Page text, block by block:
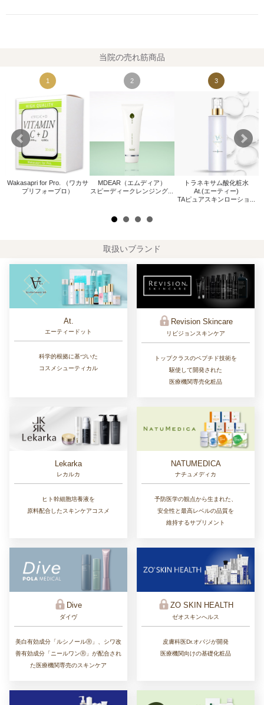
当院の売れ筋商品
1
Wakasapri for Pro. （ワカサ
プリフォープロ）
2
MDEAR（エムディア）
スピーディークレンジング...
3
トラネキサム酸化粧水
At.(エーティー)
TAピュアスキンローショ...
取扱いブランド
At.
エーティードット
科学的根拠に基づいた
コスメシューティカル
Revision Skincare
リビジョンスキンケア
トップクラスのペプチド技術を
駆使して開発された
医療機関専売化粧品
Lekarka
レカルカ
ヒト幹細胞培養液を
原料配合したスキンケアコスメ
NATUMEDICA
ナチュメディカ
予防医学の観点から生まれた、
安全性と最高レベルの品質を
維持するサプリメント
Dive
ダイヴ
美白有効成分「ルシノールⓇ」、シワ改
善有効成分「ニールワンⓇ」が配合され
た医療機関専売のスキンケア
ZO SKIN HEALTH
ゼオスキンへルス
皮膚科医Dr.オバジが開発
医療機関向けの基礎化粧品